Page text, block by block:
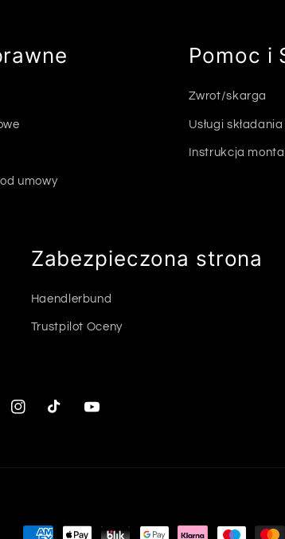
umowy
Pomoc i
Zwrot/skarga
Usługi składania
Instrukcja
Zabezpieczona strona
Haendlerbund
Trustpilot Oceny
InstagramTikTok Youtube
Metody